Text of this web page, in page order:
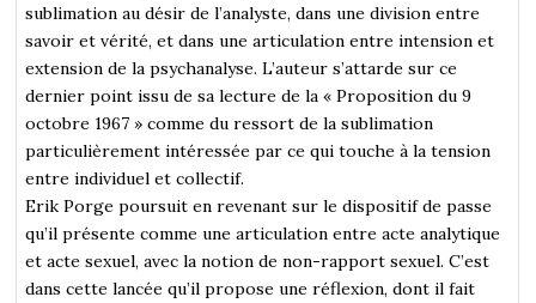
sublimation au désir de l’analyste, dans une division entre
savoir et vérité, et dans une articulation entre intension et
extension de la psychanalyse. L’auteur s’attarde sur ce
dernier point issu de sa lecture de la « Proposition du 9
octobre 1967 » comme du ressort de la sublimation
particulièrement intéressée par ce qui touche à la tension
entre individuel et collectif.
Erik Porge poursuit en revenant sur le dispositif de passe
qu’il présente comme une articulation entre acte analytique
et acte sexuel, avec la notion de non-rapport sexuel. C’est
dans cette lancée qu’il propose une réflexion, dont il fait